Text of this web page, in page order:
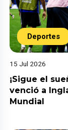
Deportes
15 Jul 2026
¡Sigue el
venció a
Mundial